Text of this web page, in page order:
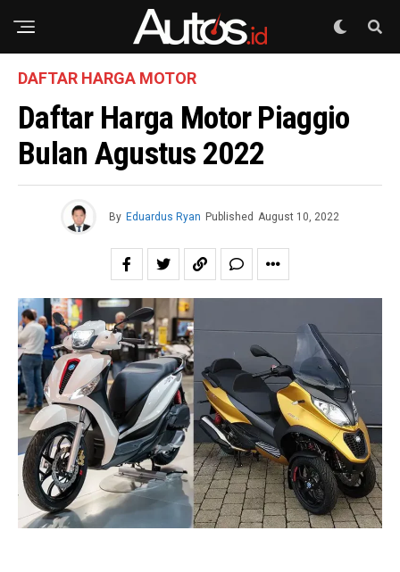
DAFTAR HARGA MOTOR
Daftar Harga Motor Piaggio
Bulan Agustus 2022
By Eduardus Ryan Published August 10, 2022